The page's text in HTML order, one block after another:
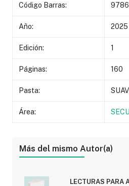
Código Barras:
Año: 2025
Edición: 1
Páginas: 160
Pasta:
Área:
Más del mismo Autor(a)
LECTURAS PARA